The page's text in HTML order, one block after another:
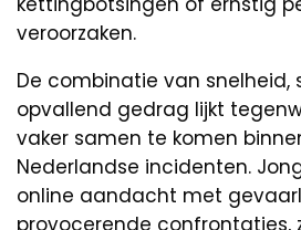
veroorzaken.
De combinatie van snelheid,
opvallend gedrag lijkt
vaker samen te komen
Nederlandse incidenten.
online aandacht met
provocerende confrontaties,